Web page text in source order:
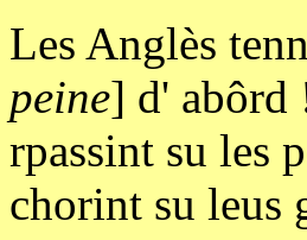
Les Anglès
peine] d' abôrd
rpassint su les
chorint su leus